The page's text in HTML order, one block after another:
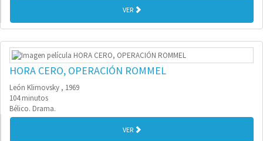
VER
HORA CERO, OPERACIÓN ROMMEL
León Klimovsky , 1969
104 minutos
Bélico. Drama.
VER